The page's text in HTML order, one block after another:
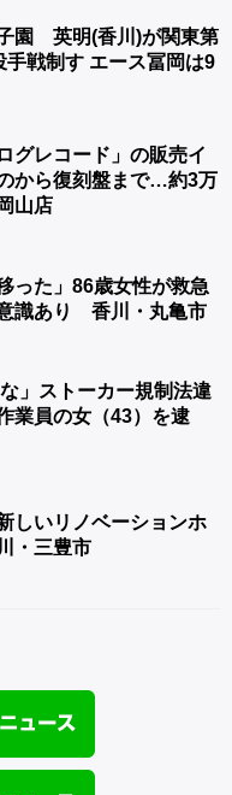
子園 英明(香川)が関東第
手戦制す エース冨岡は9
グレコード」の販売イ
から復刻盤まで…約3万
山店
った」86歳女性が救急
識あり 香川・丸亀市
な」ストーカー規制法違
業員の女（43）を逮
しいリノベーションホ
・三豊市